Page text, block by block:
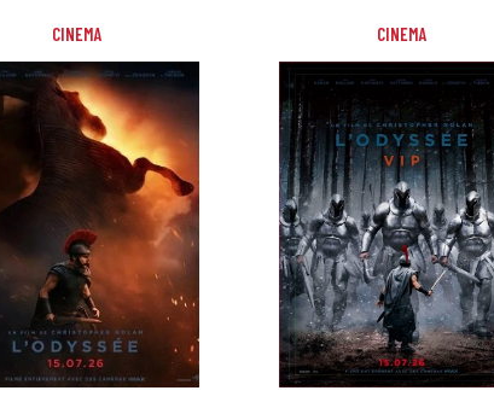
CINEMA CINEMA